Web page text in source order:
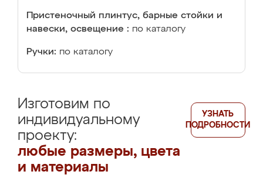
Пристеночный плинтус, барные стойки и
навески, освещение : по каталогу
Ручки: по каталогу
Изготовим по
индивидуальному
проекту:
любые размеры, цвета
и материалы
УЗНАТЬ
ПОДРОБНОСТИ